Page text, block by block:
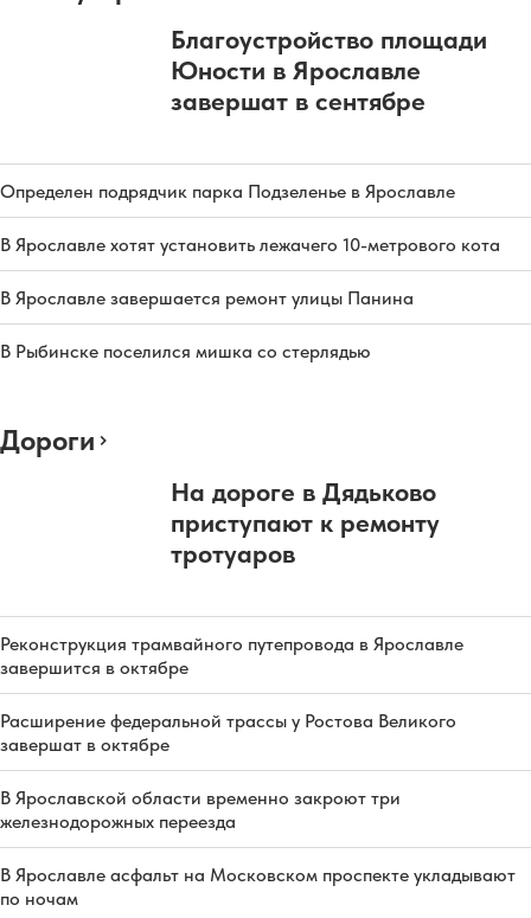
Благоустройство площади
Юности в Ярославле
завершат в сентябре
Определен подрядчик парка Подзеленье в Ярославле
В Ярославле хотят установить лежачего 10-метрового кота
В Ярославле завершается ремонт улицы Панина
В Рыбинске поселился мишка со стерлядью
Дороги
На дороге в Дядьково
приступают к ремонту
тротуаров
Реконструкция трамвайного путепровода в Ярославле
завершится в октябре
Расширение федеральной трассы у Ростова Великого
завершат в октябре
В Ярославской области временно закроют три
железнодорожных переезда
В Ярославле асфальт на Московском проспекте укладывают
по ночам